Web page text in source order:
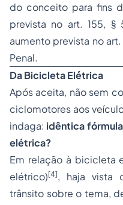
do conceito para fins
prevista no art. 155,
aumento prevista no
Penal.
Da Bicicleta Elétrica
Após aceita, não sem
ciclomotores aos
indaga: idêntica
elétrica?
Em relação à bicicleta
elétrico)[4], haja vista
trânsito sobre o tema,